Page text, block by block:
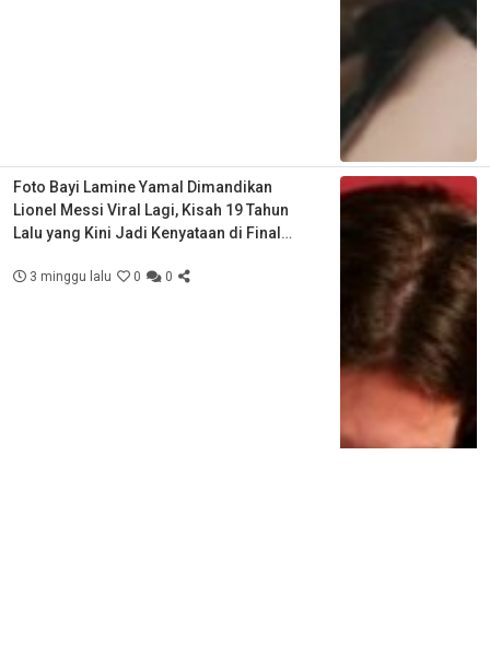
Foto Bayi Lamine Yamal Dimandikan
Lionel Messi Viral Lagi, Kisah 19 Tahun
Lalu yang Kini Jadi Kenyataan di Final
3 minggu lalu 0 0